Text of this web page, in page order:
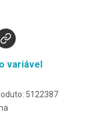
variável
5122387